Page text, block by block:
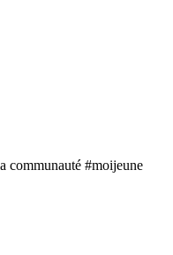
communauté #moijeune